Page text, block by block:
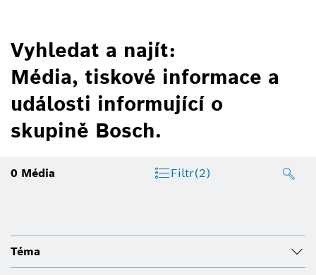
Vyhledat a najít:
Média, tiskové informace a
události informující o
skupině Bosch.
0 Média Filtr(2)
Téma